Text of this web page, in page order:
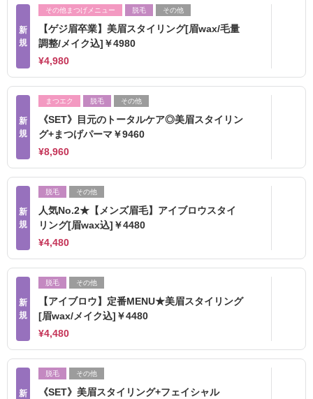
新
規
その他まつげメニュー 脱毛 その他
【ゲジ眉卒業】美眉スタイリング[眉wax/毛量
調整/メイク込]￥4980
¥4,980
新
規
まつエク 脱毛 その他
《SET》目元のトータルケア◎美眉スタイリン
グ+まつげパーマ￥9460
¥8,960
新
規
脱毛 その他
人気No.2★【メンズ眉毛】アイブロウスタイ
リング[眉wax込]￥4480
¥4,480
新
規
脱毛 その他
【アイブロウ】定番MENU★美眉スタイリング
[眉wax/メイク込]￥4480
¥4,480
新
脱毛 その他
《SET》美眉スタイリング+フェイシャル